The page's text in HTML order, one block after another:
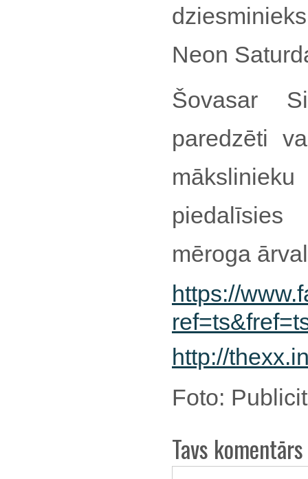
Neon
Šovasar
paredzēti
mēroga
https://
http://
Foto:
Tavs komentārs